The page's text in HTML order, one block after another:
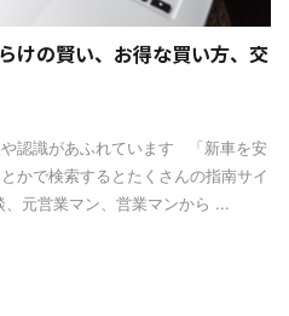
けの賢い、お得な買い方、交
認識があふれています 「新車を安
かで検索するとたくさんの指南サイ
元営業マン、営業マンから ...